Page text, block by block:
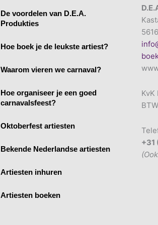
De voordelen van D.E.A.
Produkties
Hoe boek je de leukste artiest?
Waarom vieren we carnaval?
Hoe organiseer je een goed
carnavalsfeest?
Oktoberfest artiesten
Bekende Nederlandse artiesten
Artiesten inhuren
Artiesten boeken
+31